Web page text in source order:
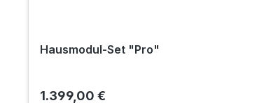
Hausmodul-Set "Pro"
1.399,00 €